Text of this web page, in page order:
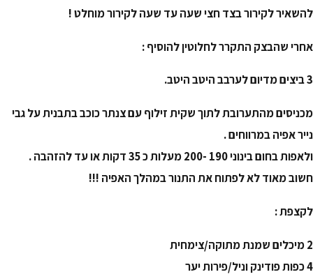
להשאיר לקירור בצד חצי שעה עד שעה לקירור מוחלט !
אחרי שהבצק התקרר לחלוטין להוסיף :
3 ביצים מדיום לערבב היטב היטב.
מכניסים מהתערובת לתוך שקית זילוף עם צנתר כוכב בתבנית על גבי
נייר אפיה במרווחים .
ולאפות בחום בינוני 190 -200 מעלות כ 35 דקות או עד להזהבה .
חשוב מאוד לא לפתוח את התנור במהלך האפיה !!!
לקצפת :
2 מיכלים שמנת מתוקה/צימחית
4 כפות פודינק וניל/פירות יער